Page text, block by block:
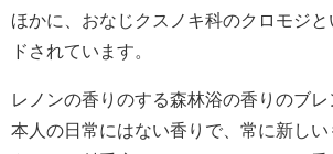
ほかに、おなじクスノキ科のクロモジ
ドされています。
レノンの香りのする森林浴の香りのブレ
本人の日常にはない香りで、常に新しい